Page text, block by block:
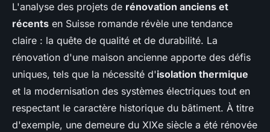
L'analyse des projets de rénovation anciens et
récents en Suisse romande révèle une tendance
claire : la quête de qualité et de durabilité. La
rénovation d'une maison ancienne apporte des défis
uniques, tels que la nécessité d'isolation thermique
et la modernisation des systèmes électriques tout en
respectant le caractère historique du bâtiment. À titre
d'exemple, une demeure du XIXe siècle a été rénovée